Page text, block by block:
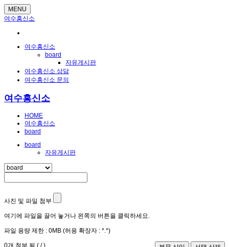
MENU
여수흥신소
여수흥신소
board
자유게시판
여수흥신소 상담
여수흥신소 문의
여수흥신소
HOME
여수흥신소
board
board
자유게시판
사진 및 파일 첨부
여기에 파일을 끌어 놓거나 왼쪽의 버튼을 클릭하세요.
파일 용량 제한 : 0MB (허용 확장자 : *.*)
0개 첨부 됨 ( /)